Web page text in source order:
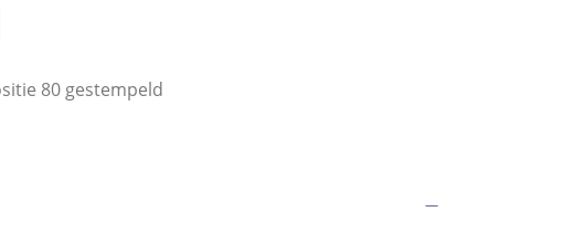
80 gestempeld